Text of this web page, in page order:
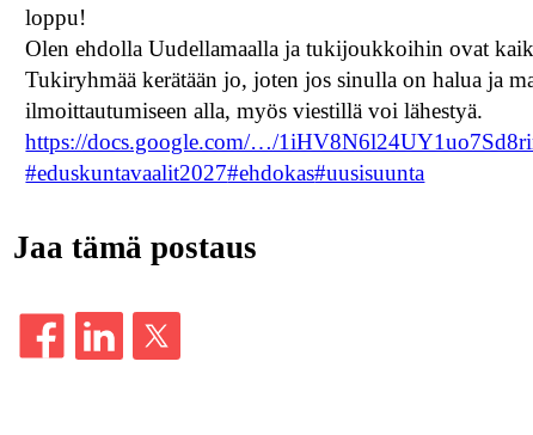
loppu!
Olen ehdolla Uudellamaalla ja tukijoukkoihin ovat
Tukiryhmää kerätään jo, joten jos sinulla on halua ja
ilmoittautumiseen alla, myös viestillä voi lähestyä.
https://docs.google.com/…/
#eduskuntavaalit2027#ehdokas#uusisuunta
Jaa tämä postaus